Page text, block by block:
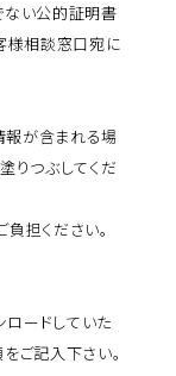
ない公的証明書
様相談窓口宛に
が含まれる場
りつぶしてくだ
担ください。
ードしていた
ご記入下さい。